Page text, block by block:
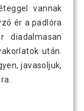
vannak
ér a padlóra
diadalmasan
után.
javasoljuk,